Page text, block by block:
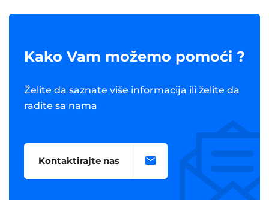
Kako Vam možemo pomoći ?
Želite da saznate više informacija ili želite da
radite sa nama
Kontaktirajte nas